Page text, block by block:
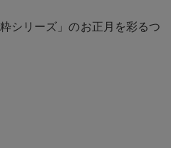
シリーズ」のお正月を彩るつ